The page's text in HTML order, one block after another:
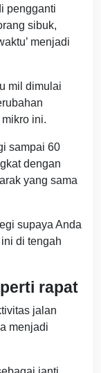
pengganti
sibuk,
menjadi
mil dimulai
ini.
sampai 60
dengan
yang sama
supaya Anda
di tengah
rapat
jalan
menjadi